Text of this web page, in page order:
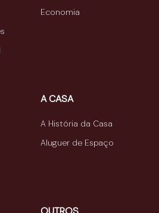
Economia
A CASA
A História da Casa
Aluguer de Espaço